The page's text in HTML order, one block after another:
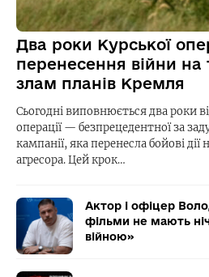
Два роки Курської
перенесення війни
злам планів Кремля
Сьогодні виповнюється два роки
операції — безпрецедентної за
кампанії, яка перенесла бойові
агресора. Цей крок…
Актор і офіцер
фільми не мають
війною»